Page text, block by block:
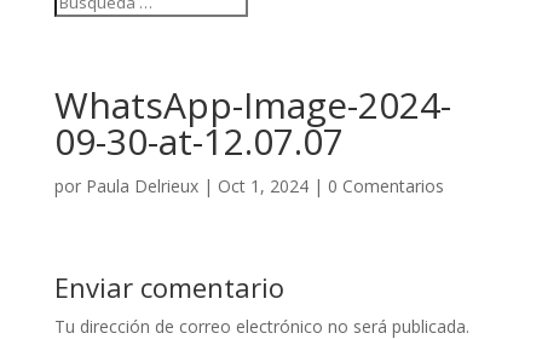
WhatsApp-Image-2024-
09-30-at-12.07.07
por Paula Delrieux| Oct 1, 2024| 0 Comentarios
Enviar comentario
Tu dirección de correo electrónico no será publicada.